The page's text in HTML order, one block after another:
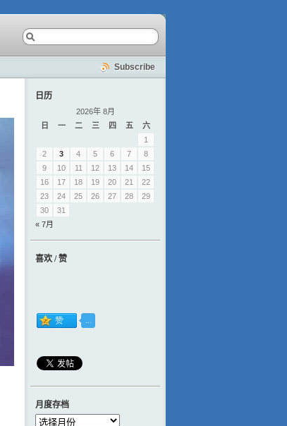
Subscribe
日历
2026年 8月
日
一 二 三 四 五
六
1
2
3 4 5 6 7
8
9
10 11 12 13 14
15
16
17 18 19 20 21
22
23
24 25 26 27 28
29
30
31
« 7月
喜欢 / 赞
月度存档
月